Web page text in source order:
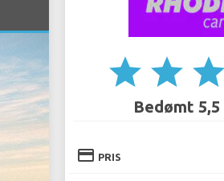
star star star
Bedømt 5,5
credit_card PRIS